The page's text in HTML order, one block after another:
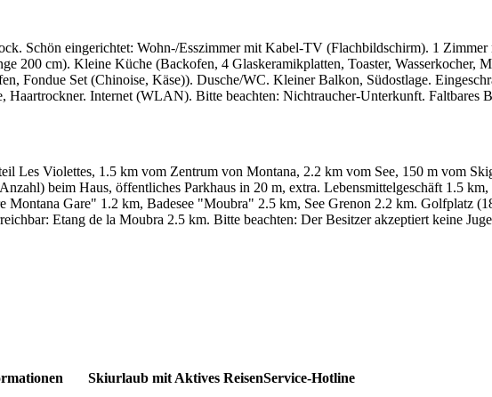
Schön eingerichtet: Wohn-/Esszimmer mit Kabel-TV (Flachbildschirm). 1
200 cm). Kleine Küche (Backofen, 4 Glaskeramikplatten, Toaster, Wasserkocher,
Fondue Set (Chinoise, Käse)). Dusche/WC. Kleiner Balkon, Südostlage.
Internet (WLAN). Bitte beachten: Nichtraucher-Unterkunft. Faltbares
Les Violettes, 1.5 km vom Zentrum von Montana, 2.2 km vom See, 150 m vom
beim Haus, öffentliches Parkhaus in 20 m, extra. Lebensmittelgeschäft 1.5
Gare" 1.2 km, Badesee "Moubra" 2.5 km, See Grenon 2.2 km. Golfplatz
Etang de la Moubra 2.5 km. Bitte beachten: Der Besitzer akzeptiert keine
Skiurlaub mit Aktives ReisenService-Hotline